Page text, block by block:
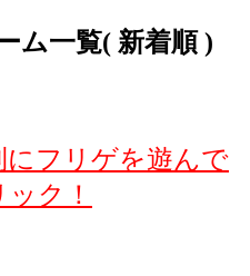
ム一覧( 新着順 )
にフリゲを遊んで
ク！